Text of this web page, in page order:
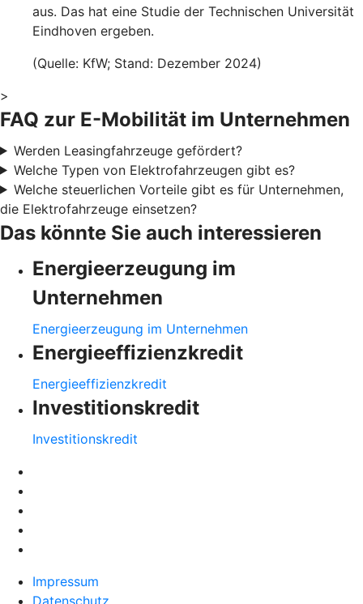
aus. Das hat eine Studie der Technischen Universität
Eindhoven ergeben.
(Quelle: KfW; Stand: Dezember 2024)
>
FAQ zur E-Mobilität im Unternehmen
Werden Leasingfahrzeuge gefördert?
Welche Typen von Elektrofahrzeugen gibt es?
Welche steuerlichen Vorteile gibt es für Unternehmen,
die Elektrofahrzeuge einsetzen?
Das könnte Sie auch interessieren
Energieerzeugung im
Unternehmen
Energieerzeugung im Unternehmen
Energieeffizienzkredit
Energieeffizienzkredit
Investitionskredit
Investitionskredit
Impressum
Datenschutz